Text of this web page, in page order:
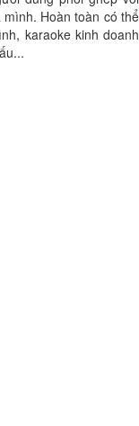
Hoàn toàn có thể
karaoke kinh doanh